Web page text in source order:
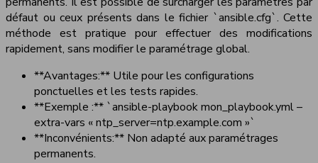
défaut ou ceux présents dans le fichier `ansible.cfg`. Cette
méthode est pratique pour effectuer des modifications
rapidement, sans modifier le paramétrage global.
**Avantages:** Utile pour les configurations
ponctuelles et les tests rapides.
**Exemple :** `ansible-playbook mon_playbook.yml –
extra-vars « ntp_server=ntp.example.com »`
**Inconvénients:** Non adapté aux paramétrages
permanents.